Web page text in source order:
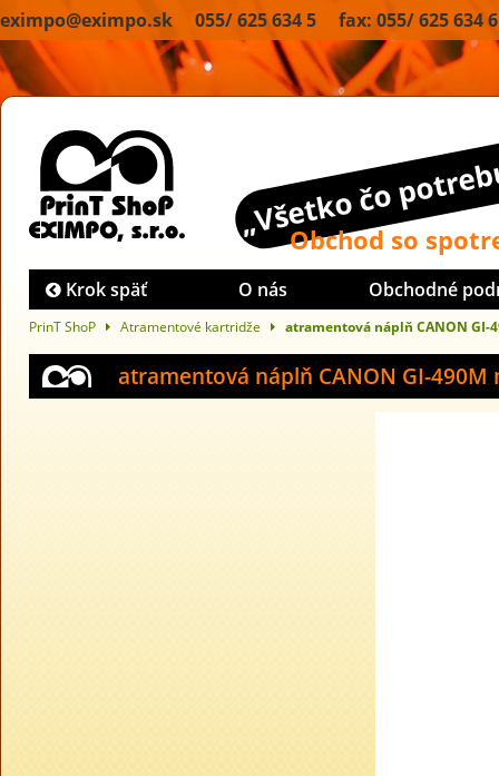
eximpo@eximpo.sk 055/ 625 634 5 fax: 055/ 625 634 6
„Všetko čo
Obchod so
Krok späť O nás Obchodné
PrinT ShoP Atramentové kartridže atramentová náplň CANON GI-
atramentová náplň CANON GI-490M